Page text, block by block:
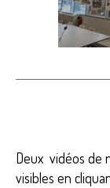
Deux vidéos de
visibles en